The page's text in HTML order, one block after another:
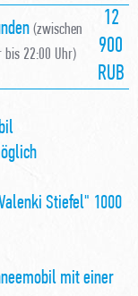
(zwischen
bis 22:00 Uhr)
12
900
RUB
Stiefel" 1000
mit einer